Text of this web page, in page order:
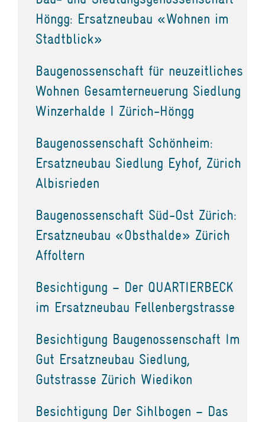
Höngg: Ersatzneubau «Wohnen im
Stadtblick»
Baugenossenschaft für neuzeitliches
Wohnen Gesamterneuerung Siedlung
Winzerhalde I Zürich-Höngg
Baugenossenschaft Schönheim:
Ersatzneubau Siedlung Eyhof, Zürich
Albisrieden
Baugenossenschaft Süd-Ost Zürich:
Ersatzneubau «Obsthalde» Zürich
Affoltern
Besichtigung – Der QUARTIERBECK
im Ersatzneubau Fellenbergstrasse
Besichtigung Baugenossenschaft Im
Gut Ersatzneubau Siedlung,
Gutstrasse Zürich Wiedikon
Besichtigung Der Sihlbogen – Das